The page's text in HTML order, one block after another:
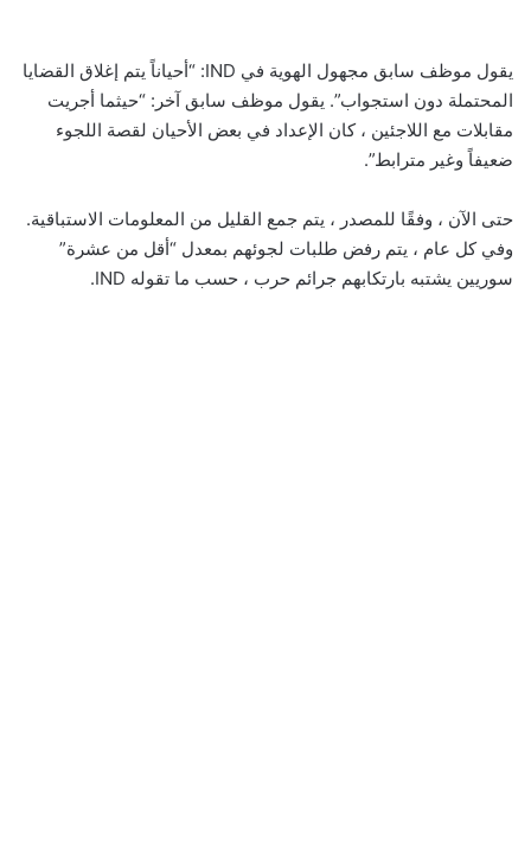
يقول موظف سابق مجهول الهوية في IND: “أحياناً يتم إغلاق القضايا
المحتملة دون استجواب”. يقول موظف سابق آخر: “حيثما أجريت
مقابلات مع اللاجئين ، كان الإعداد في بعض الأحيان لقصة اللجوء
ضعيفاً وغير مترابط”.
حتى الآن ، وفقًا للمصدر ، يتم جمع القليل من المعلومات الاستباقية.
وفي كل عام ، يتم رفض طلبات لجوئهم بمعدل “أقل من عشرة”
سوريين يشتبه بارتكابهم جرائم حرب ، حسب ما تقوله IND.